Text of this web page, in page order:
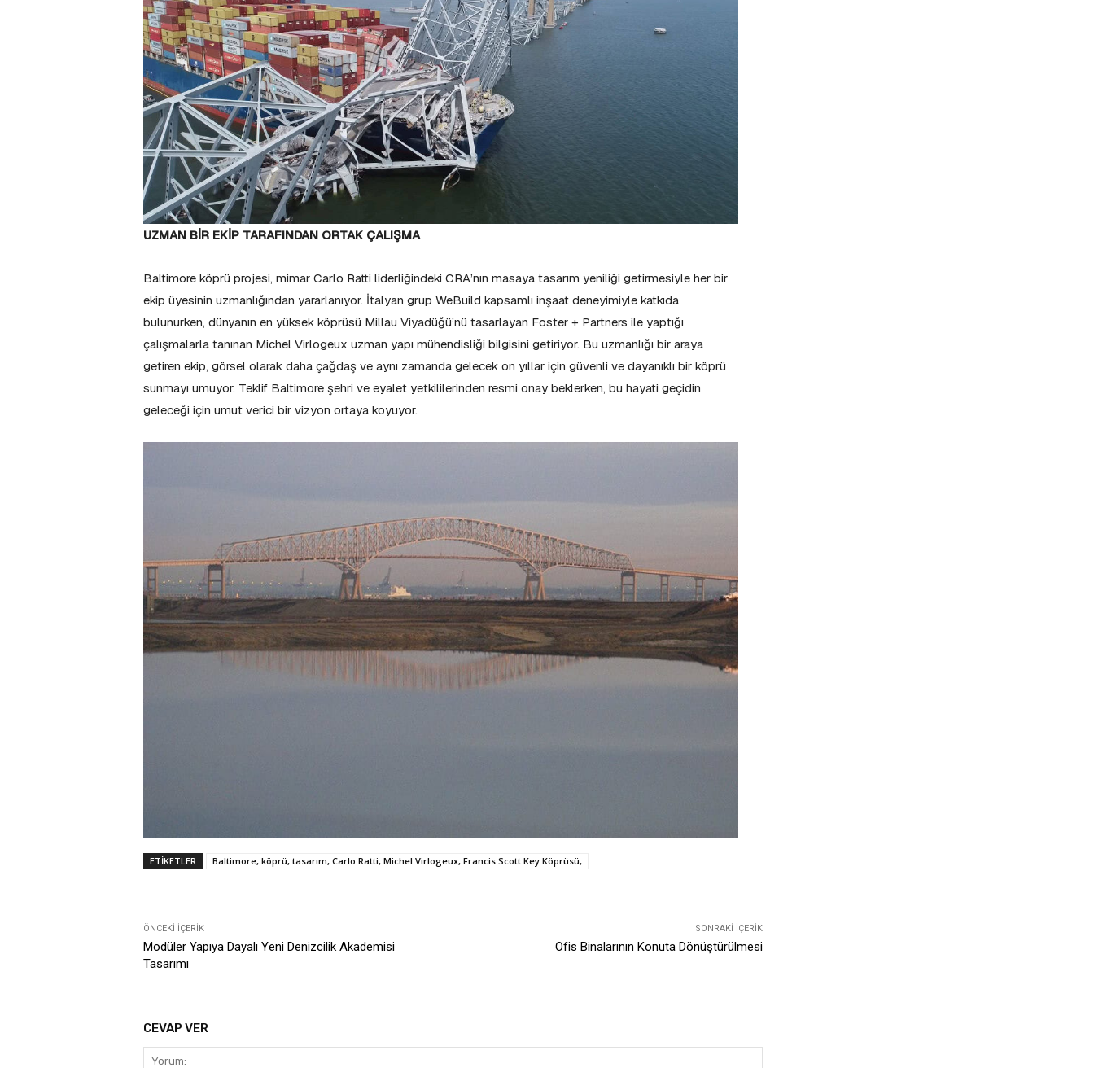
UZMAN BİR EKİP TARAFINDAN ORTAK ÇALIŞMA
Baltimore köprü projesi, mimar Carlo Ratti liderliğindeki CRA’nın masaya tasarım yeniliği getirmesiyle her bir
ekip üyesinin uzmanlığından yararlanıyor. İtalyan grup WeBuild kapsamlı inşaat deneyimiyle katkıda
bulunurken, dünyanın en yüksek köprüsü Millau Viyadüğü’nü tasarlayan Foster + Partners ile yaptığı
çalışmalarla tanınan Michel Virlogeux uzman yapı mühendisliği bilgisini getiriyor. Bu uzmanlığı bir araya
getiren ekip, görsel olarak daha çağdaş ve aynı zamanda gelecek on yıllar için güvenli ve dayanıklı bir köprü
sunmayı umuyor. Teklif Baltimore şehri ve eyalet yetkililerinden resmi onay beklerken, bu hayati geçidin
geleceği için umut verici bir vizyon ortaya koyuyor.
ETIKETLER Baltimore, köprü, tasarım, Carlo Ratti, Michel Virlogeux, Francis Scott Key Köprüsü,
ÖNCEKI İÇERIK
Modüler Yapıya Dayalı Yeni Denizcilik Akademisi
Tasarımı
SONRAKI İÇERIK
Ofis Binalarının Konuta Dönüştürülmesi
CEVAP VER